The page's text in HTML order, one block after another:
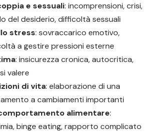
e sessuali: incomprensioni, crisi,
del desiderio, difficoltà sessuali
stress: sovraccarico emotivo,
a gestire pressioni esterne
: insicurezza cronica, autocritica,
valere
di vita: elaborazione di una
a cambiamenti importanti
alimentare:
binge eating, rapporto complicato